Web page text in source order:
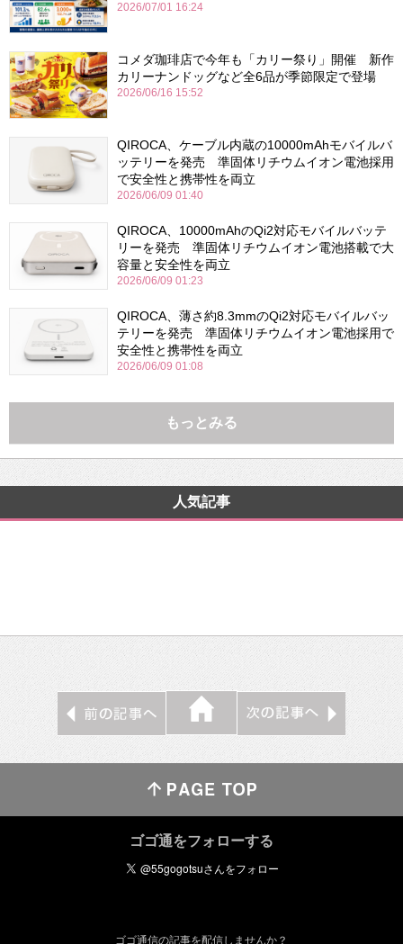
2026/07/01 16:24
コメダ珈琲店で今年も「カリー祭り」開催 新作
カリーナンドッグなど全6品が季節限定で登場
2026/06/16 15:52
QIROCA、ケーブル内蔵の10000mAhモバイルバ
ッテリーを発売 準固体リチウムイオン電池採用
で安全性と携帯性を両立
2026/06/09 01:40
QIROCA、10000mAhのQi2対応モバイルバッテ
リーを発売 準固体リチウムイオン電池搭載で大
容量と安全性を両立
2026/06/09 01:23
QIROCA、薄さ約8.3mmのQi2対応モバイルバッ
テリーを発売 準固体リチウムイオン電池採用で
安全性と携帯性を両立
2026/06/09 01:08
もっとみる
人気記事
ゴゴ通をフォローする
ゴゴ通信の記事を配信しませんか？